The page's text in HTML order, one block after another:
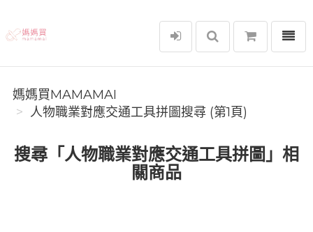
媽媽買MAMAMAI
選單
媽媽買MAMAMAI
人物職業對應交通工具拼圖搜尋 (第1頁)
搜尋「人物職業對應交通工具拼圖」相
關商品